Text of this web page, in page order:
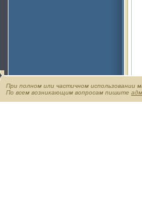
При полном или частичном использовании
По всем возникающим вопросам пишите